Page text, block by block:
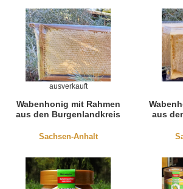
Wabenhonig mit Rahmen
aus den Burgenlandkreis
Sachsen-Anhalt
ausverkauft
aus